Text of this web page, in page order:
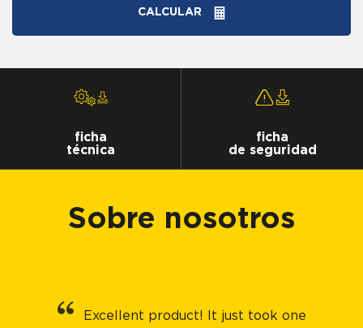
CALCULAR
ficha
técnica
ficha
de seguridad
Sobre nosotros
Excellent product! It just took one